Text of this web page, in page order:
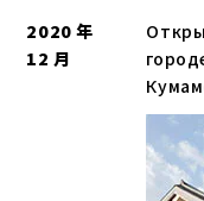
2020 年
12 月